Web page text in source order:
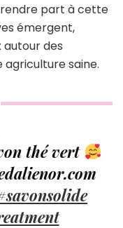
part à cette
émergent,
des
agriculture saine.
thé vert